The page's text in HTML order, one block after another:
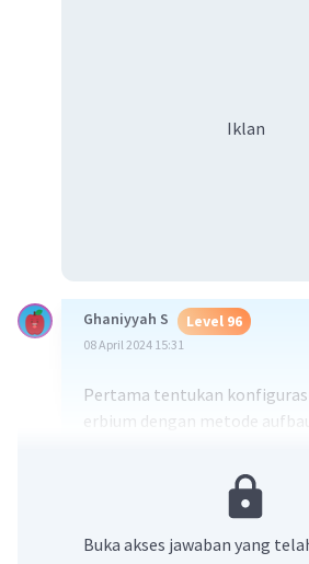
Iklan
Ghaniyyah S Level 96
08 April 2024 15:31
Pertama tentukan
erbium dengan metode
Dari konfigurasi tersebut di
terakhir nya yaitu 4f¹² jadi
pada lantanida yaitu pada
periode ke 6
Buka akses jawaban yang